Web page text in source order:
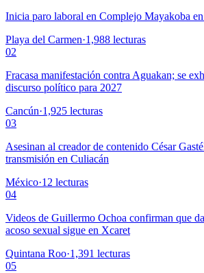
Inicia paro laboral en Complejo Mayakoba
Playa del Carmen·1,988 lecturas
02
Fracasa manifestación contra Aguakan; se
discurso político para 2027
Cancún·1,925 lecturas
03
Asesinan al creador de contenido César
transmisión en Culiacán
México·12 lecturas
04
Videos de Guillermo Ochoa confirman que
acoso sexual sigue en Xcaret
Quintana Roo·1,391 lecturas
05